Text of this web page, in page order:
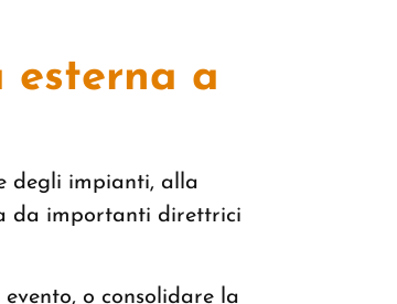
esterna a
degli impianti, alla
da importanti direttrici
o consolidare la